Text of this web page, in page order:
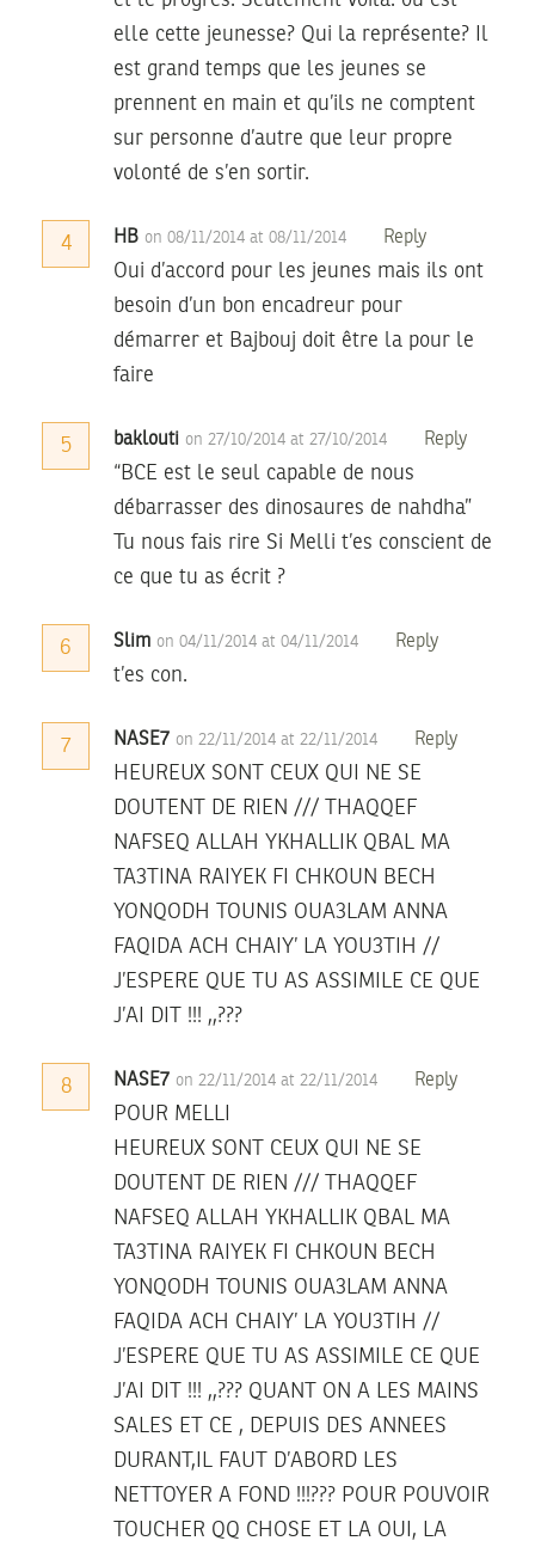
elle cette jeunesse? Qui la représente? Il
est grand temps que les jeunes se
prennent en main et qu’ils ne comptent
sur personne d’autre que leur propre
volonté de s’en sortir.
4 HB on 08/11/2014 at 08/11/2014 Reply
Oui d’accord pour les jeunes mais ils ont
besoin d’un bon encadreur pour
démarrer et Bajbouj doit être la pour le
faire
5 baklouti on 27/10/2014 at 27/10/2014 Reply
“BCE est le seul capable de nous
débarrasser des dinosaures de nahdha”
Tu nous fais rire Si Melli t’es conscient de
ce que tu as écrit ?
6 Slim on 04/11/2014 at 04/11/2014 Reply
t’es con.
7 NASE7 on 22/11/2014 at 22/11/2014 Reply
HEUREUX SONT CEUX QUI NE SE
DOUTENT DE RIEN /// THAQQEF
NAFSEQ ALLAH YKHALLIK QBAL MA
TA3TINA RAIYEK FI CHKOUN BECH
YONQODH TOUNIS OUA3LAM ANNA
FAQIDA ACH CHAIY’ LA YOU3TIH //
J’ESPERE QUE TU AS ASSIMILE CE QUE
J’AI DIT !!! ,,???
8 NASE7 on 22/11/2014 at 22/11/2014 Reply
POUR MELLI
HEUREUX SONT CEUX QUI NE SE
DOUTENT DE RIEN /// THAQQEF
NAFSEQ ALLAH YKHALLIK QBAL MA
TA3TINA RAIYEK FI CHKOUN BECH
YONQODH TOUNIS OUA3LAM ANNA
FAQIDA ACH CHAIY’ LA YOU3TIH //
J’ESPERE QUE TU AS ASSIMILE CE QUE
J’AI DIT !!! ,,??? QUANT ON A LES MAINS
SALES ET CE , DEPUIS DES ANNEES
DURANT,IL FAUT D’ABORD LES
NETTOYER A FOND !!!??? POUR POUVOIR
TOUCHER QQ CHOSE ET LA OUI, LA